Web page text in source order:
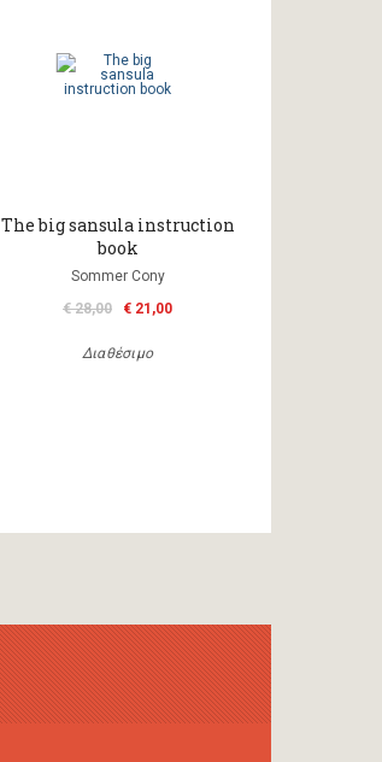
The big sansula instruction
book
Sommer Cony
€ 28,00
€ 21,00
Διαθέσιμο